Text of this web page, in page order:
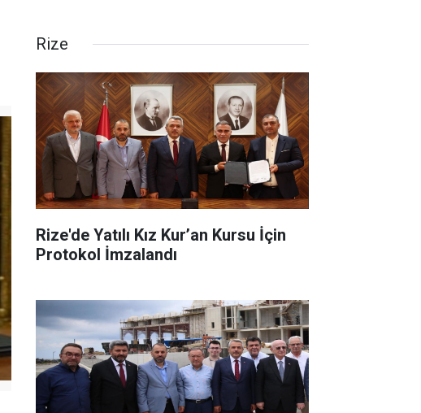
Rize
Rize'de Yatılı Kız Kur’an Kursu İçin
Protokol İmzalandı